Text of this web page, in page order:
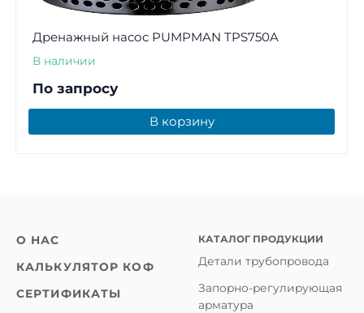
Дренажный насос PUMPMAN TPS750A
В наличии
По запросу
В корзину
О НАС
КАЛЬКУЛЯТОР КОФ
СЕРТИФИКАТЫ
КАТАЛОГ ПРОДУКЦИИ
Детали трубопровода
Запорно-регулирующая
арматура